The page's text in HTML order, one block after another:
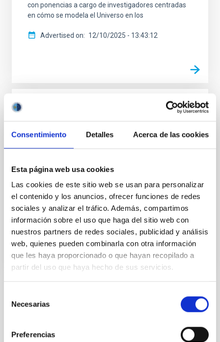
Consentimiento Detalles Acerca de las cookies
Esta página web usa cookies
Las cookies de este sitio web se usan para personalizar
el contenido y los anuncios, ofrecer funciones de redes
sociales y analizar el tráfico. Además, compartimos
información sobre el uso que haga del sitio web con
nuestros partners de redes sociales, publicidad y análisis
web, quienes pueden combinarla con otra información
que les haya proporcionado o que hayan recopilado a
partir del uso que haya hecho de sus servicios.
Necesarias
Preferencias
con ponencias a cargo de investigadores centradas
en cómo se modela el Universo en los
Advertised on 12/10/2025 - 13:43:12
hosts the series of talks "From the Sky to
the Thesis" to bring astrophysics closer to
the public
The Museum of Science and the Cosmos hosts the
series of talks "From the Sky to the Thesis" to bring
astrophysics closer to the public
Advertised on 07/17/2025 - 14:29:20
PRESS RELEASE
OUTREACH